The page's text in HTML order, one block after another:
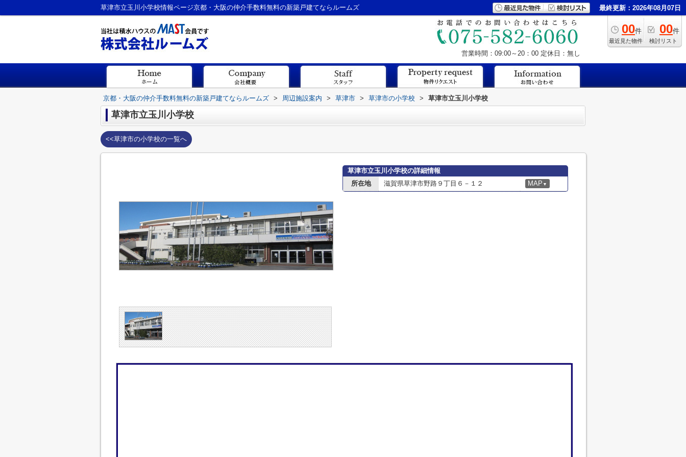
草津市立玉川小学校情報ページ京都・大阪の仲介手数料無料の新築戸建てならルームズ 最終更新：2026年08月07日
00件
最近見た物件
00件
検討リスト
営業時間：09:00～20：00 定休日：無し
京都・大阪の仲介手数料無料の新築戸建てならルームズ > 周辺施設案内 > 草津市 > 草津市の小学校 > 草津市立玉川小学校
草津市立玉川小学校
<<草津市の小学校の一覧へ
草津市立玉川小学校の詳細情報
所在地
滋賀県草津市野路９丁目６－１２ MAP ▼